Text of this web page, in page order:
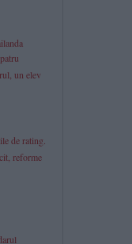
un elev
de rating.
reforme